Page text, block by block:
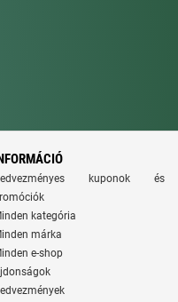
kuponok és
kategória
márka
e-shop